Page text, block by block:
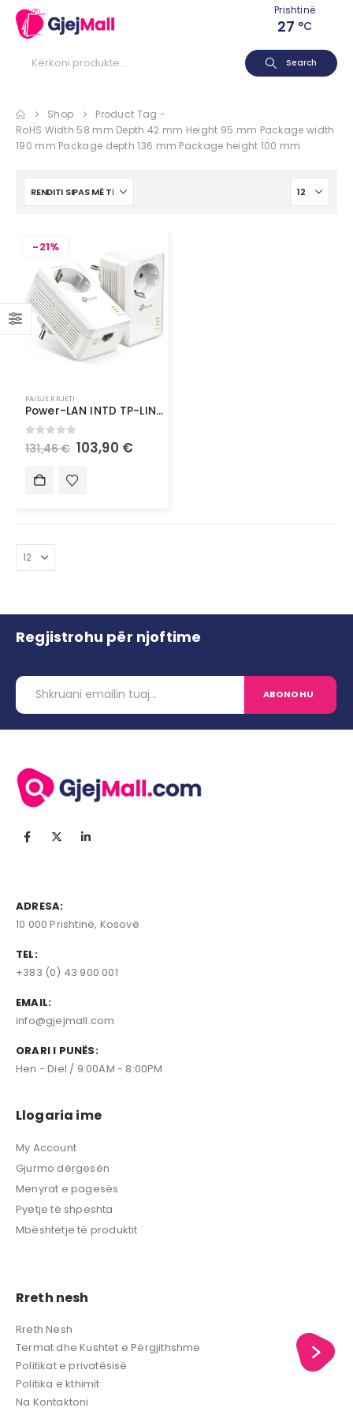
Prishtinë
27 °C
Search
Shop
Product Tag -
RoHS Width 58 mm Depth 42 mm Height 95 mm Package width
190 mm Package depth 136 mm Package height 100 mm
-21%
PAISJE RRJETI
Power-LAN INTD TP-LINK Powerline PA7019P Kit AV1000 1-Port – Powerline
out of 5
131,46€ 103,90 €
Regjistrohu për njoftime
ADRESA:
10 000 Prishtinë, Kosovë
TEL:
+383 (0) 43 900 001
EMAIL:
info@gjejmall.com
ORARI I PUNËS:
Hen - Diel / 9:00AM - 8:00PM
Llogaria ime
My Account
Gjurmo dërgesën
Menyrat e pagesës
Pyetje të shpeshta
Mbështetje të produktit
Rreth nesh
Rreth Nesh
Termat dhe Kushtet e Përgjithshme
Politikat e privatësisë
Politika e kthimit
Na Kontaktoni